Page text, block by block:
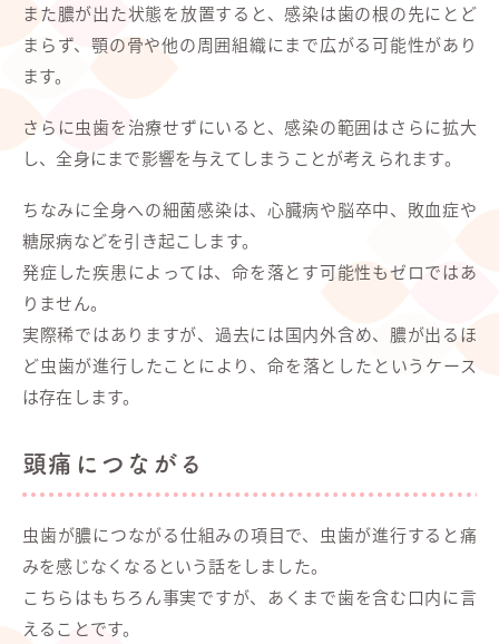
また膿が出た状態を放置すると、感染は歯の根の先にとど
まらず、顎の骨や他の周囲組織にまで広がる可能性があり
ます。
さらに虫歯を治療せずにいると、感染の範囲はさらに拡大
し、全身にまで影響を与えてしまうことが考えられます。
ちなみに全身への細菌感染は、心臓病や脳卒中、敗血症や
糖尿病などを引き起こします。
発症した疾患によっては、命を落とす可能性もゼロではあ
りません。
実際稀ではありますが、過去には国内外含め、膿が出るほ
ど虫歯が進行したことにより、命を落としたというケース
は存在します。
頭痛につながる
虫歯が膿につながる仕組みの項目で、虫歯が進行すると痛
みを感じなくなるという話をしました。
こちらはもちろん事実ですが、あくまで歯を含む口内に言
えることです。